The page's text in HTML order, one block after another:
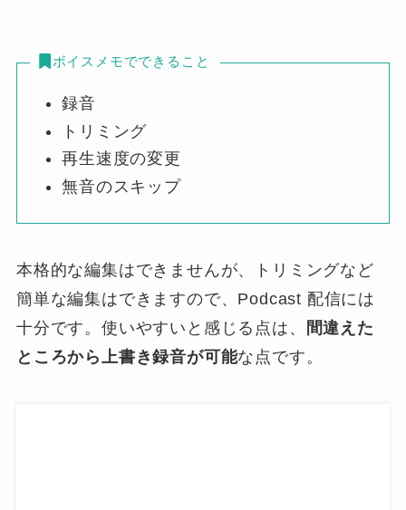
ボイスメモでできること
録音
トリミング
再生速度の変更
無音のスキップ
本格的な編集はできませんが、トリミングなど
簡単な編集はできますので、Podcast 配信には
十分です。使いやすいと感じる点は、
間違えた
ところから上書き録音が可能な点です。